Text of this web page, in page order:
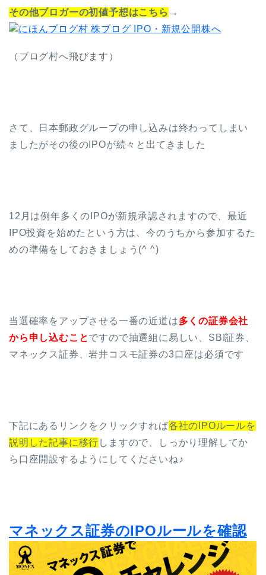
その他ブロガーの初値予想はこちら →
（ブログ村へ飛びます）
さて、日本郵政グループの申し込みは終わってしまい
ましたがその後のIPOが続々と出てきました
12月は例年多くのIPOが新規承認されますので、最近
IPO投資を始めたという方は、今のうちから参加するた
めの準備をしておきましょう(^ ^)
当選確率をアップさせる一番の近道は多くの証券会社
から申し込むことですので抽選組に易しい、SBI証券、
マネックス証券、岩井コスモ証券の3口座は必須です
下記にあるリンクをクリックすれば各社のIPOルールを
説明した記事に移行 しますので、しっかり理解してか
ら口座開設するようにしてくださいね♪
マネックス証券のIPOルールを確認